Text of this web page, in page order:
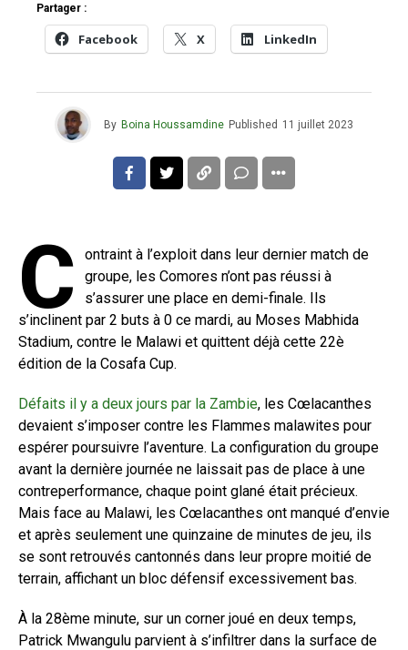
Partager :
Facebook X LinkedIn
By Boina Houssamdine Published 11 juillet 2023
C
ontraint à l’exploit dans leur dernier match de
groupe, les Comores n’ont pas réussi à
s’assurer une place en demi-finale. Ils
s’inclinent par 2 buts à 0 ce mardi, au Moses Mabhida
Stadium, contre le Malawi et quittent déjà cette 22è
édition de la Cosafa Cup.
Défaits il y a deux jours par la Zambie, les Cœlacanthes
devaient s’imposer contre les Flammes malawites pour
espérer poursuivre l’aventure. La configuration du groupe
avant la dernière journée ne laissait pas de place à une
contreperformance, chaque point glané était précieux.
Mais face au Malawi, les Cœlacanthes ont manqué d’envie
et après seulement une quinzaine de minutes de jeu, ils
se sont retrouvés cantonnés dans leur propre moitié de
terrain, affichant un bloc défensif excessivement bas.
À la 28ème minute, sur un corner joué en deux temps,
Patrick Mwangulu parvient à s’infiltrer dans la surface de